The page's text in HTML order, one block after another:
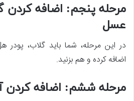
مرحله پنجم: اضافه کردن
عسل
در این مرحله، شما باید گلاب،
اضافه کرده و هم بزنید.
مرحله ششم: اضافه کردن